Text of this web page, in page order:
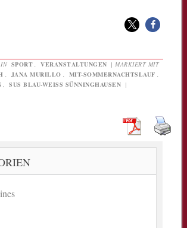
SPORT VERANSTALTUNGEN |MARKIERT MIT
JANA MURILLO MIT-SOMMERNACHTSLAUF
SUS BLAU-WEISS SÜNNINGHAUSEN |